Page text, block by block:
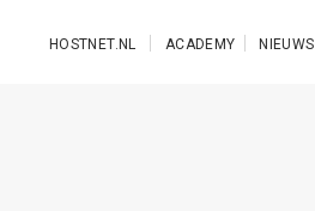
HOSTNET.NL ACADEMY NIEUWS